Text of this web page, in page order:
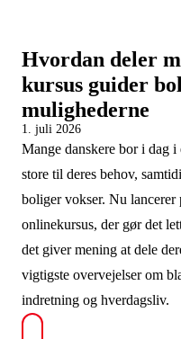
Hvordan deler
kursus guider
mulighederne
1. juli 2026
Mange danskere bor i dag
store til deres behov,
boliger vokser. Nu
onlinekursus, der gør det
det giver mening at dele
vigtigste overvejelser om
indretning og hverdagsliv.